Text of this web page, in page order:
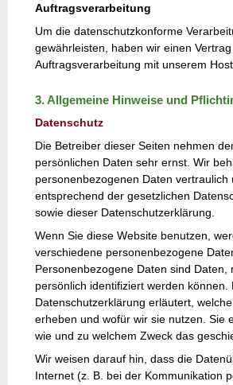
Auftragsverarbeitung
Um die datenschutzkonforme
gewährleisten, haben wir einen
Auftragsverarbeitung mit unserem
3. Allgemeine Hinweise und
Datenschutz
Die Betreiber dieser Seiten nehmen
persönlichen Daten sehr ernst. Wir
personenbezogenen Daten vertraulich
entsprechend der gesetzlichen
sowie dieser Datenschutzerklärung.
Wenn Sie diese Website benutzen,
verschiedene personenbezogene
Personenbezogene Daten sind Daten,
persönlich identifiziert werden können.
Datenschutzerklärung erläutert,
erheben und wofür wir sie nutzen. Sie
wie und zu welchem Zweck das
Wir weisen darauf hin, dass die
Internet (z. B. bei der Kommunikation